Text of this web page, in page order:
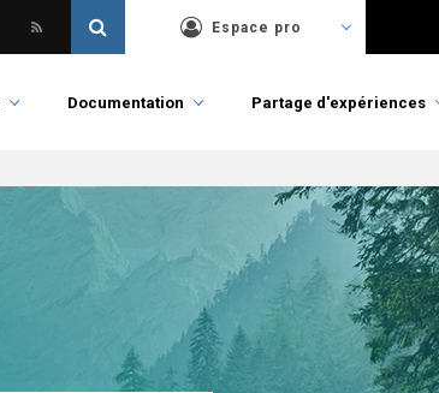
Espace pro
Documentation Partage d'expériences